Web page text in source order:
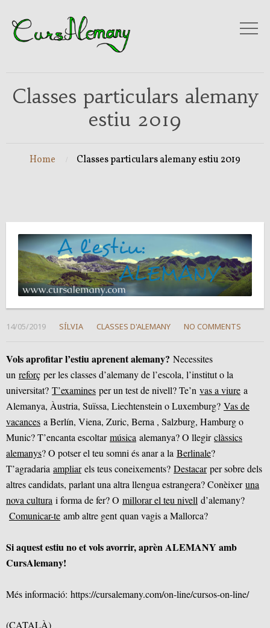
Classes particulars alemany
estiu 2019
Home Classes particulars alemany estiu 2019
14/05/2019 SÍLVIA CLASSES D'ALEMANY NO COMMENTS
Vols aprofitar l’estiu aprenent alemany? Necessites
un reforç per les classes d’alemany de l’escola, l’institut o la
universitat? T’examines per un test de nivell? Te’n vas a viure a
Alemanya, Àustria, Suïssa, Liechtenstein o Luxemburg? Vas de
vacances a Berlín, Viena, Zuric, Berna , Salzburg, Hamburg o
Munic? T’encanta escoltarmúsica alemanya? O llegirclàssics
alemanys? O potser el teu somni és anar a la Berlinale?
T’agradaria ampliarels teus coneixements? Destacarper sobre dels
altres candidats, parlant una altra llengua estrangera? Conèixeruna
nova cultura i forma de fer? O millorar el teu nivell d’alemany?
Comunicar-te amb altre gent quan vagis a Mallorca?
Si aquest estiu no et vols avorrir, aprèn ALEMANY amb
CursAlemany!
Més informació: https://cursalemany.com/on-line/cursos-on-line/
(CATALÀ)